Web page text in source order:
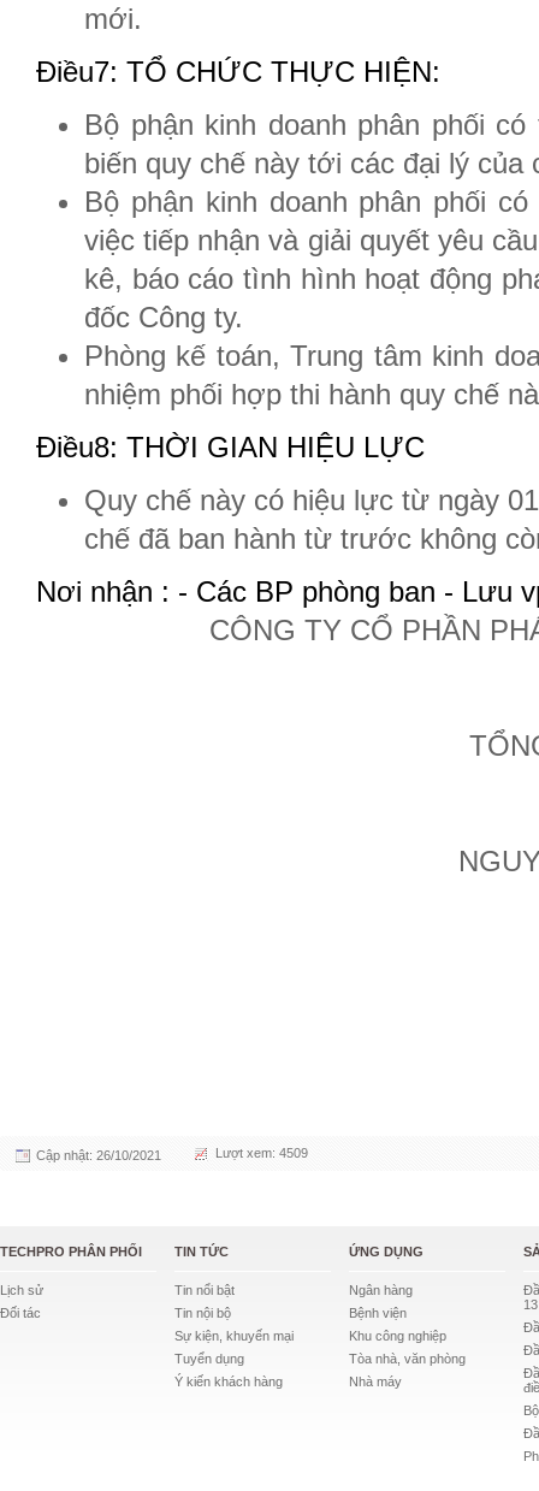
mới.
Điều7: TỔ CHỨC THỰC HIỆN:
Bộ phận kinh doanh phân phối
biến quy chế này tới các đại lý của
Bộ phận kinh doanh phân phối
việc tiếp nhận và giải quyết yêu
kê, báo cáo tình hình hoạt động
đốc Công ty.
Phòng kế toán, Trung tâm kinh
nhiệm phối hợp thi hành quy chế
Điều8: THỜI GIAN HIỆU LỰC
Quy chế này có hiệu lực từ ngày
chế đã ban hành từ trước không
Nơi nhận : - Các BP phòng ban - Lưu
CÔNG TY CỔ PHẦN
TỔNG
NGUYỄN
Cập nhật: 26/10/2021 Lượt xem: 4509
TECHPRO PHÂN PHỐI
Lịch sử
Đối tác
TIN TỨC
Tin nổi bật
Tin nội bộ
Sự kiện, khuyến mại
Tuyển dụng
Ý kiến khách hàng
ỨNG DỤNG
Ngân hàng
Bệnh viện
Khu công nghiệp
Tòa nhà, văn phòng
Nhà máy